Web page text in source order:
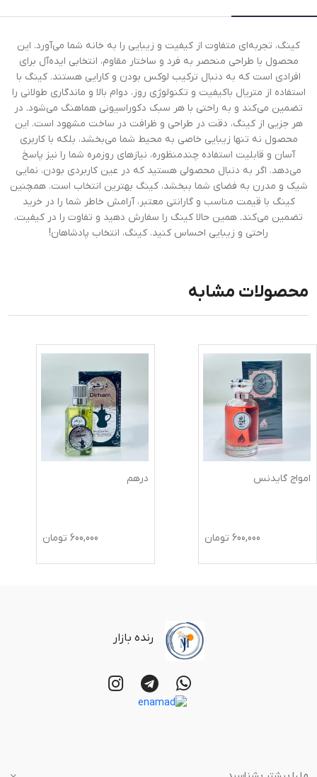
کینگ، تجربه‌ای متفاوت از کیفیت و زیبایی را به خانه شما می‌آورد. این
محصول با طراحی منحصر به فرد و ساختار مقاوم، انتخابی ایده‌آل برای
افرادی است که به دنبال ترکیب لوکس بودن و کارایی هستند. کینگ با
استفاده از متریال باکیفیت و تکنولوژی روز، دوام بالا و ماندگاری طولانی را
تضمین می‌کند و به راحتی با هر سبک دکوراسیونی هماهنگ می‌شود. در
هر جزیی از کینگ، دقت در طراحی و ظرافت در ساخت مشهود است. این
محصول نه تنها زیبایی خاصی به محیط شما می‌بخشد، بلکه با کاربری
آسان و قابلیت استفاده چندمنظوره، نیازهای روزمره شما را نیز پاسخ
می‌دهد. اگر به دنبال محصولی هستید که در عین کاربردی بودن، نمایی
شیک و مدرن به فضای شما ببخشد، کینگ بهترین انتخاب است. همچنین
کینگ با قیمت مناسب و گارانتی معتبر، آرامش خاطر شما را در خرید
تضمین می‌کند. همین حالا کینگ را سفارش دهید و تفاوت را در کیفیت،
راحتی و زیبایی احساس کنید. کینگ، انتخاب پادشاهان!
محصولات مشابه
امواج گایدنس
600,000 تومان
درهم
600,000 تومان
رنده بازار